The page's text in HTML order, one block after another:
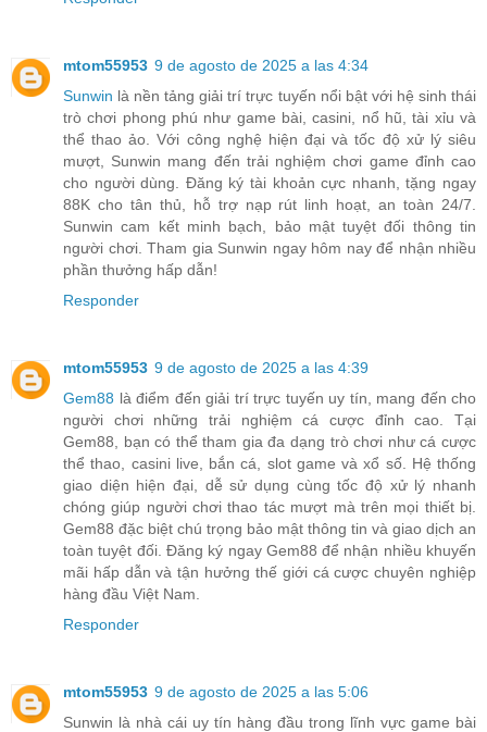
mtom55953 9 de agosto de 2025 a las 4:34
Sunwin là nền tảng giải trí trực tuyến nổi bật với hệ sinh thái
trò chơi phong phú như game bài, casini, nổ hũ, tài xỉu và
thể thao ảo. Với công nghệ hiện đại và tốc độ xử lý siêu
mượt, Sunwin mang đến trải nghiệm chơi game đỉnh cao
cho người dùng. Đăng ký tài khoản cực nhanh, tặng ngay
88K cho tân thủ, hỗ trợ nạp rút linh hoạt, an toàn 24/7.
Sunwin cam kết minh bạch, bảo mật tuyệt đối thông tin
người chơi. Tham gia Sunwin ngay hôm nay để nhận nhiều
phần thưởng hấp dẫn!
Responder
mtom55953 9 de agosto de 2025 a las 4:39
Gem88 là điểm đến giải trí trực tuyến uy tín, mang đến cho
người chơi những trải nghiệm cá cược đỉnh cao. Tại
Gem88, bạn có thể tham gia đa dạng trò chơi như cá cược
thể thao, casini live, bắn cá, slot game và xổ số. Hệ thống
giao diện hiện đại, dễ sử dụng cùng tốc độ xử lý nhanh
chóng giúp người chơi thao tác mượt mà trên mọi thiết bị.
Gem88 đặc biệt chú trọng bảo mật thông tin và giao dịch an
toàn tuyệt đối. Đăng ký ngay Gem88 để nhận nhiều khuyến
mãi hấp dẫn và tận hưởng thế giới cá cược chuyên nghiệp
hàng đầu Việt Nam.
Responder
mtom55953 9 de agosto de 2025 a las 5:06
Sunwin là nhà cái uy tín hàng đầu trong lĩnh vực game bài